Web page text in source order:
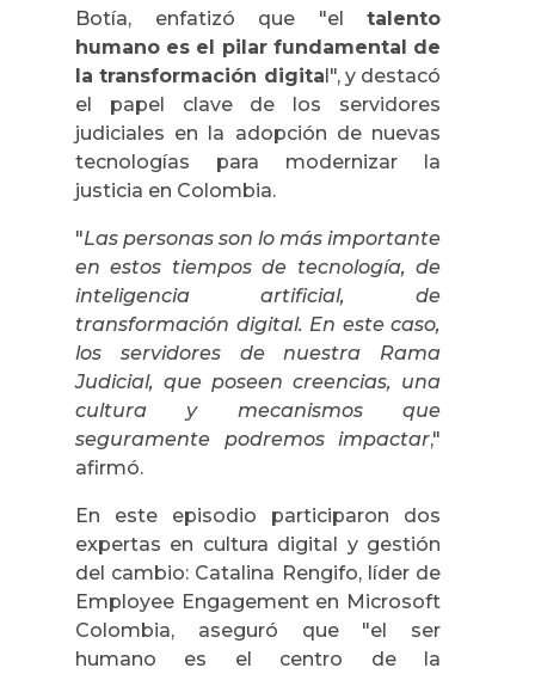
Botía, enfatizó que "el talento
humano es el pilar fundamental de
la transformación digital", y destacó
el papel clave de los servidores
judiciales en la adopción de nuevas
tecnologías para modernizar la
justicia en Colombia.
"Las personas son lo más importante
en estos tiempos de tecnología, de
inteligencia artificial, de
transformación digital. En este caso,
los servidores de nuestra Rama
Judicial, que poseen creencias, una
cultura y mecanismos que
seguramente podremos impactar,"
afirmó.
En este episodio participaron dos
expertas en cultura digital y gestión
del cambio: Catalina Rengifo, líder de
Employee Engagement en Microsoft
Colombia, aseguró que "el ser
humano es el centro de la